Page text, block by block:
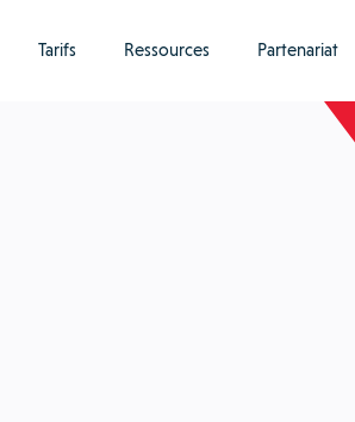
Tarifs Ressources Partenariat